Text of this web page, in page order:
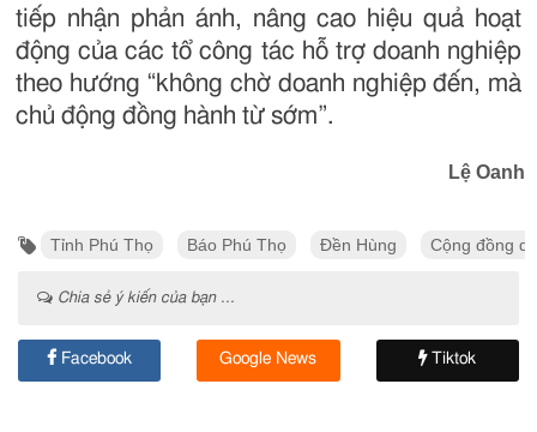
tiếp nhận phản ánh, nâng cao hiệu quả hoạt
động của các tổ công tác hỗ trợ doanh nghiệp
theo hướng “không chờ doanh nghiệp đến, mà
chủ động đồng hành từ sớm”.
Lệ Oanh
Tỉnh Phú Thọ Báo Phú Thọ Đền Hùng Cộng đồng
Chia sẻ ý kiến của bạn ...
Facebook Google News Tiktok